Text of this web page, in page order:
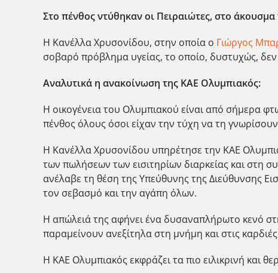
Στο πένθος ντύθηκαν οι Πειραιώτες, στο
Η Κανέλλα Χρυσονίδου, στην οποία ο Γιώργος
σοβαρό πρόβλημα υγείας, το οποίο, δυστυχώς,
Αναλυτικά η ανακοίνωση της ΚΑΕ Ολυμπιακός:
Η οικογένεια του Ολυμπιακού είναι από σήμερα
πένθος όλους όσοι είχαν την τύχη να τη
Η Κανέλλα Χρυσονίδου υπηρέτησε την ΚΑΕ
των πωλήσεων των εισιτηρίων διαρκείας και στη
ανέλαβε τη θέση της Υπεύθυνης της Διεύθυνσης
τον σεβασμό και την αγάπη όλων.
Η απώλειά της αφήνει ένα δυσαναπλήρωτο κενό
παραμείνουν ανεξίτηλα στη μνήμη και στις
Η ΚΑΕ Ολυμπιακός εκφράζει τα πιο ειλικρινή και